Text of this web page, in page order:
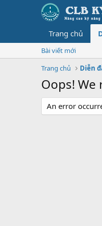
Trang chủ
Bài viết mới
Trang chủ
Diễn
Oops!
An error